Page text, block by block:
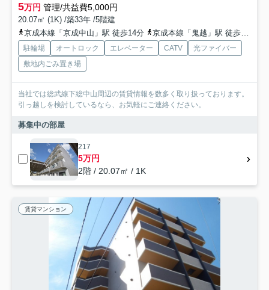
5万円 管理/共益費5,000円
20.07㎡ (1K) /築33年 /5階建
京成本線「京成中山」駅 徒歩14分
京成本線「鬼越」駅 徒歩13分
駐輪場 オートロック エレベーター CATV
光ファイバー
敷地内ごみ置き場
当社では総武線下総中山周辺の賃貸情報を数多く取り扱っております。
引っ越しを検討しているなら、お気軽にご連絡ください。
募集中の部屋
217
5万円
2階 / 20.07㎡ / 1K
賃貸マンション